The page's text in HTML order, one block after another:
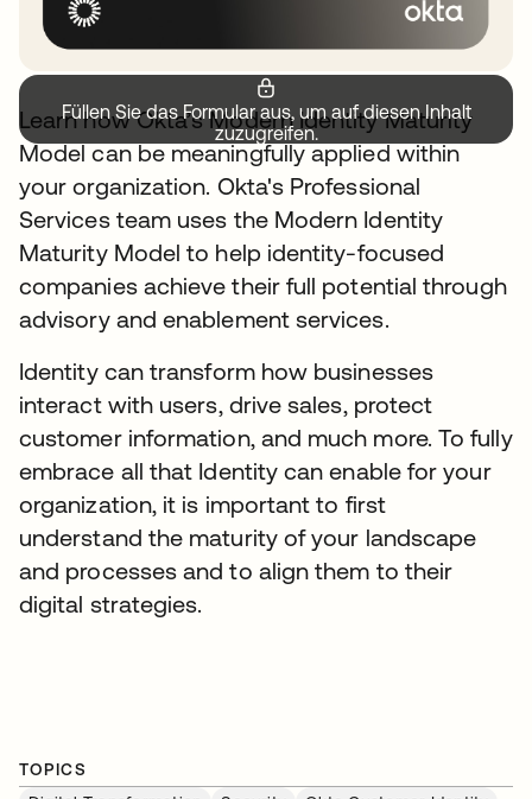
Füllen Sie das Formular aus, um auf diesen Inhalt
zuzugreifen.
Learn how Okta’s Modern Identity Maturity
Model can be meaningfully applied within
your organization. Okta's Professional
Services team uses the Modern Identity
Maturity Model to help identity-focused
companies achieve their full potential through
advisory and enablement services.
Identity can transform how businesses
interact with users, drive sales, protect
customer information, and much more. To fully
embrace all that Identity can enable for your
organization, it is important to first
understand the maturity of your landscape
and processes and to align them to their
digital strategies.
TOPICS